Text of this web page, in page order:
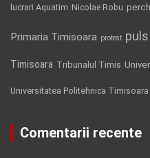
lucrari Aquatim Nicolae Robu
Primaria Timisoara protest
Timisoara Tribunalul Timis
Universitatea Politehnica Timisoara
Comentarii recente